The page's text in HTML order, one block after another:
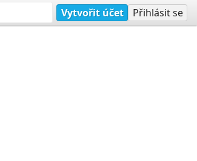
Vytvořit účet Přihlásit se